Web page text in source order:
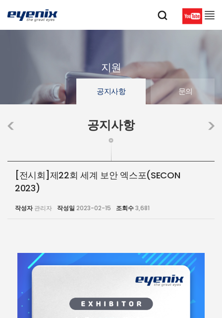
지원
공지사항 문의
공지사항
[전시회]제22회 세계 보안 엑스포(SECON
2023)
작성자 관리자 작성일 2023-02-15 조회수3,681